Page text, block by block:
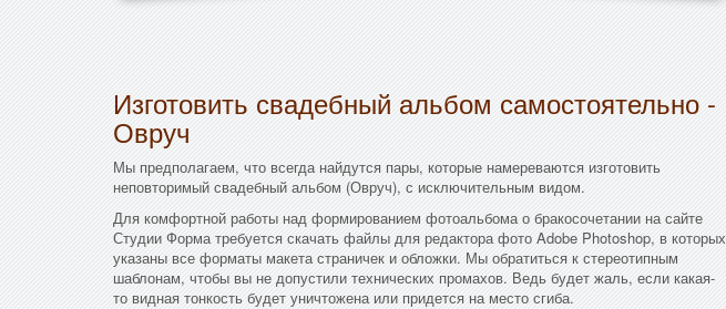
Изготовить свадебный альбом самостоятельно -
Овруч
Мы предполагаем, что всегда найдутся пары, которые намереваются изготовить
неповторимый свадебный альбом (Овруч), с исключительным видом.
Для комфортной работы над формированием фотоальбома о бракосочетании на сайте
Студии Форма требуется скачать файлы для редактора фото Adobe Photoshop, в которых
указаны все форматы макета страничек и обложки. Мы обратиться к стереотипным
шаблонам, чтобы вы не допустили технических промахов. Ведь будет жаль, если какая-
то видная тонкость будет уничтожена или придется на место сгиба.